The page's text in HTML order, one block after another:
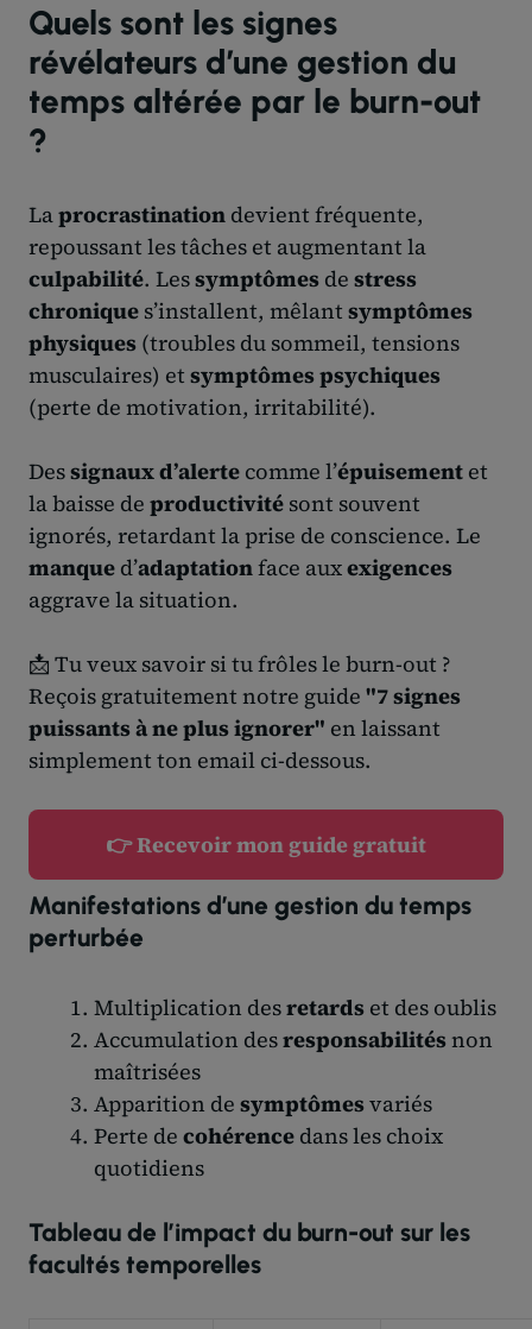
Quels sont les signes
révélateurs d’une gestion du
temps altérée par le burn-out
?
Laprocrastination devient fréquente,
repoussant les tâches et augmentant la
culpabilité. Lessymptômes de stress
chronique s’installent, mêlant symptômes
physiques (troubles du sommeil, tensions
musculaires) et symptômes psychiques
(perte de motivation, irritabilité).
Dessignaux d’alerte comme l’épuisement et
la baisse de productivité sont souvent
ignorés, retardant la prise de conscience. Le
manque d’adaptationface auxexigences
aggrave la situation.
📩 Tu veux savoir si tu frôles le burn-out ?
Reçois gratuitement notre guide "7 signes
puissants à ne plus ignorer" en laissant
simplement ton email ci-dessous.
👉 Recevoir mon guide gratuit
Manifestations d’une gestion du temps
perturbée
Multiplication desretardset des oublis
Accumulation desresponsabilitésnon
maîtrisées
Apparition de symptômesvariés
Perte de cohérencedans les choix
quotidiens
Tableau de l’impact du burn-out sur les
facultés temporelles